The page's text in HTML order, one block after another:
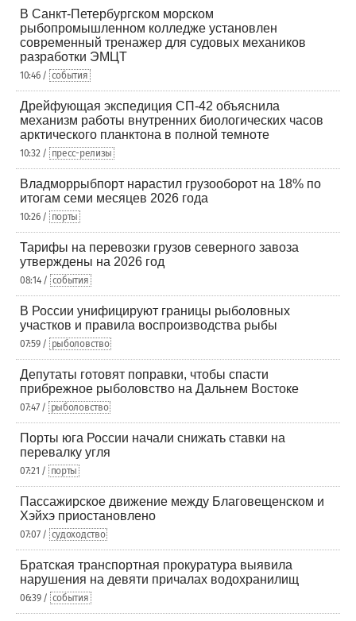
В Санкт-Петербургском морском
рыбопромышленном колледже установлен
современный тренажер для судовых механиков
разработки ЭМЦТ
10:46 / события
Дрейфующая экспедиция СП-42 объяснила
механизм работы внутренних биологических часов
арктического планктона в полной темноте
10:32 / пресс-релизы
Владморрыбпорт нарастил грузооборот на 18% по
итогам семи месяцев 2026 года
10:26 / порты
Тарифы на перевозки грузов северного завоза
утверждены на 2026 год
08:14 / события
В России унифицируют границы рыболовных
участков и правила воспроизводства рыбы
07:59 / рыболовство
Депутаты готовят поправки, чтобы спасти
прибрежное рыболовство на Дальнем Востоке
07:47 / рыболовство
Порты юга России начали снижать ставки на
перевалку угля
07:21 / порты
Пассажирское движение между Благовещенском и
Хэйхэ приостановлено
07:07 / судоходство
Братская транспортная прокуратура выявила
нарушения на девяти причалах водохранилищ
06:39 / события